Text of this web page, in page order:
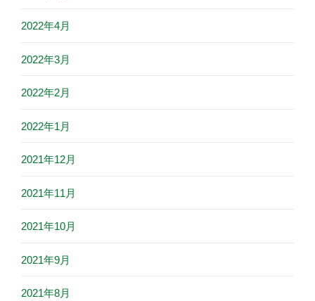
2022年4月
2022年3月
2022年2月
2022年1月
2021年12月
2021年11月
2021年10月
2021年9月
2021年8月